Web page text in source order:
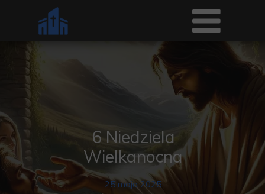
6 Niedziela
Wielkanocna
25 maja 2025